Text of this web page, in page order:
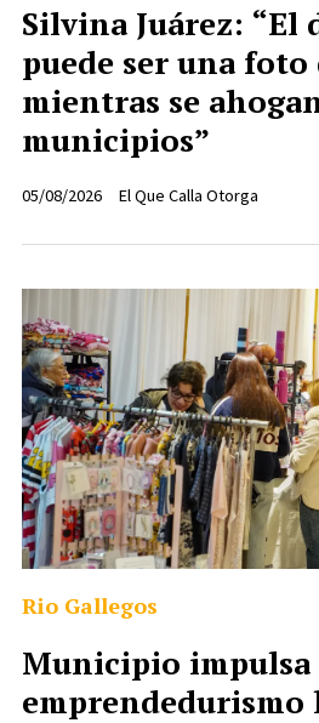
Silvina Juárez: “El
puede ser una foto
mientras se
municipios”
El Que Calla Otorga
05/08/2026
Municipio impulsa
emprendedurismo
Rio Gallegos